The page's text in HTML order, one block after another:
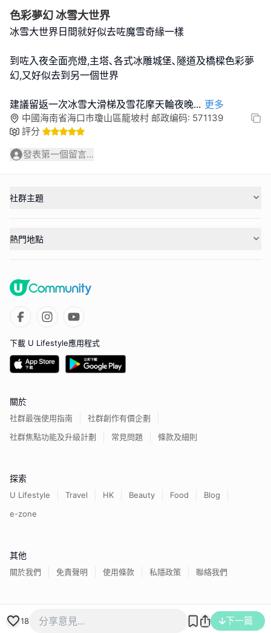
色彩夢幻 冰雪大世界
冰雪大世界日間就好似去咗魔雪奇緣一樣
到咗入夜全面亮燈,主塔､各式冰雕城堡､隧道及橋樑色彩夢
幻,又好似去到另一個世界
建議留返一次冰雪大滑梯及雪花摩天輪夜晚... 更多
中國海南省海口市瓊山區龍坡村 邮政编码: 571139
評分
發表第一個留言...
18 下一篇
社群主題
熱門地點
下載 U Lifestyle應用程式
關於
社群最強使用指南
社群創作有價企劃
社群焦點功能及升級計劃
常見問題 條款及細則
探索
U Lifestyle Travel HK Beauty Food
Blog
e-zone
其他
關於我們 免責聲明 使用條款 私隱政策 聯絡我們
香港經濟日報版權所有©